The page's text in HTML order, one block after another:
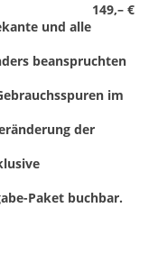
149,– €
und alle
beanspruchten
im
der
Paket buchbar.